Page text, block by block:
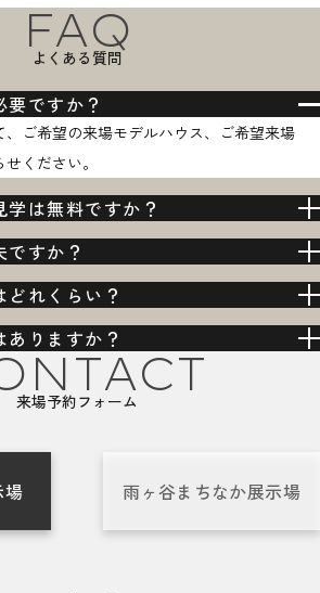
FAQ
よくある質問
ですか？
ご希望の来場モデルハウス、ご希望来場
ください。
は無料ですか？
すか？
れくらい？
りますか？
来場予約フォーム
場 雨ヶ谷まちなか展示場